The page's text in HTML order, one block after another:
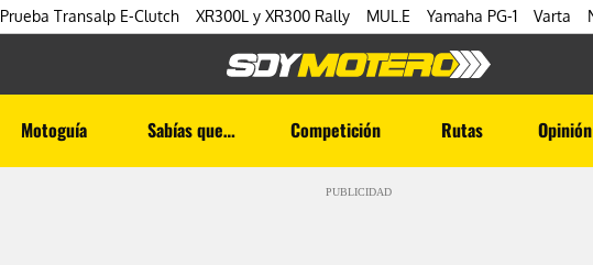
Prueba Transalp E-Clutch XR300L y XR300 Rally MUL.E Yamaha PG-1 Varta
Motoguía Sabías que… Competición Rutas Opinión
PUBLICIDAD